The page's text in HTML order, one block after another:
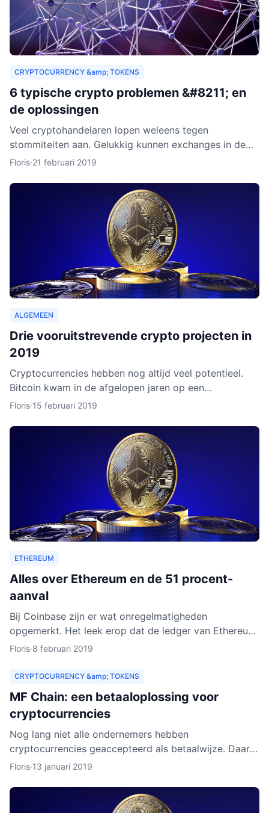
CRYPTOCURRENCY &amp; TOKENS
6 typische crypto problemen &#8211; en
de oplossingen
Veel cryptohandelaren lopen weleens tegen
stommiteiten aan. Gelukkig kunnen exchanges in de
meeste gevallen helpen. Helaas zijn er ook gevallen
Floris·21 februari 2019
ALGEMEEN
Drie vooruitstrevende crypto projecten in
2019
Cryptocurrencies hebben nog altijd veel potentieel.
Bitcoin kwam in de afgelopen jaren op een
hoogtepunt te staan en Ethereum volgde in rap
Floris·15 februari 2019
ETHEREUM
Alles over Ethereum en de 51 procent-
aanval
Bij Coinbase zijn er wat onregelmatigheden
opgemerkt. Het leek erop dat de ledger van Ethereum
Classic werd herschreven. Dat zou betekenen dat
Floris·8 februari 2019
CRYPTOCURRENCY &amp; TOKENS
MF Chain: een betaaloplossing voor
cryptocurrencies
Nog lang niet alle ondernemers hebben
cryptocurrencies geaccepteerd als betaalwijze. Daar
wil MF Chain een verandering in maken. Het bedrijf wil
Floris·13 januari 2019